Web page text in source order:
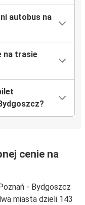
autobus na
na trasie
cenie na
- Bydgoszcz
miasta dzieli 143